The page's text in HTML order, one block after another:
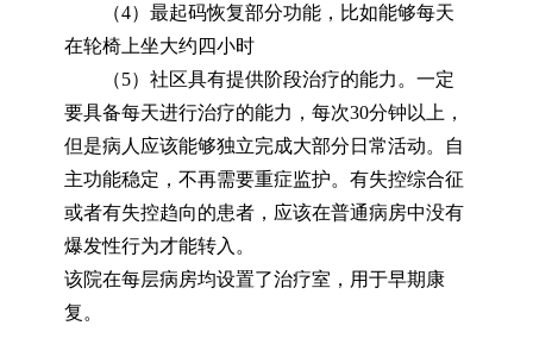
（4）最起码恢复部分功能，比如能够每天
在轮椅上坐大约四小时
（5）社区具有提供阶段治疗的能力。一定
要具备每天进行治疗的能力，每次30分钟以上，
但是病人应该能够独立完成大部分日常活动。自
主功能稳定，不再需要重症监护。有失控综合征
或者有失控趋向的患者，应该在普通病房中没有
爆发性行为才能转入。
该院在每层病房均设置了治疗室，用于早期康
复。